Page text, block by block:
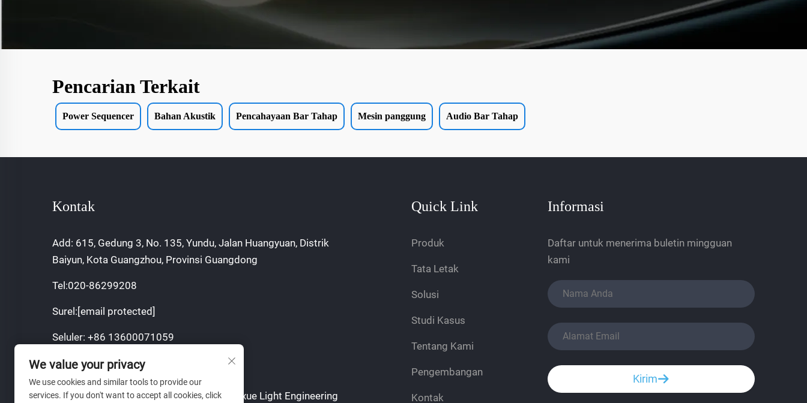
Pencarian Terkait
Power Sequencer Bahan Akustik Pencahayaan Bar Tahap Mesin panggung Audio Bar Tahap
Kontak
Add: 615, Gedung 3, No. 135, Yundu, Jalan Huangyuan, Distrik
Baiyun, Kota Guangzhou, Provinsi Guangdong
Tel:020-86299208
Surel:[email protected]
Seluler: +86 13600071059
Hak Cipta © 2024 Guangzhou Sajia Shengxue Light Engineering
Quick Link
Produk
Tata Letak
Solusi
Studi Kasus
Tentang Kami
Pengembangan
Kontak
Informasi
Daftar untuk menerima buletin mingguan
kami
Kirim
We value your privacy
We use cookies and similar tools to provide our
services. If you don't want to accept all cookies, click